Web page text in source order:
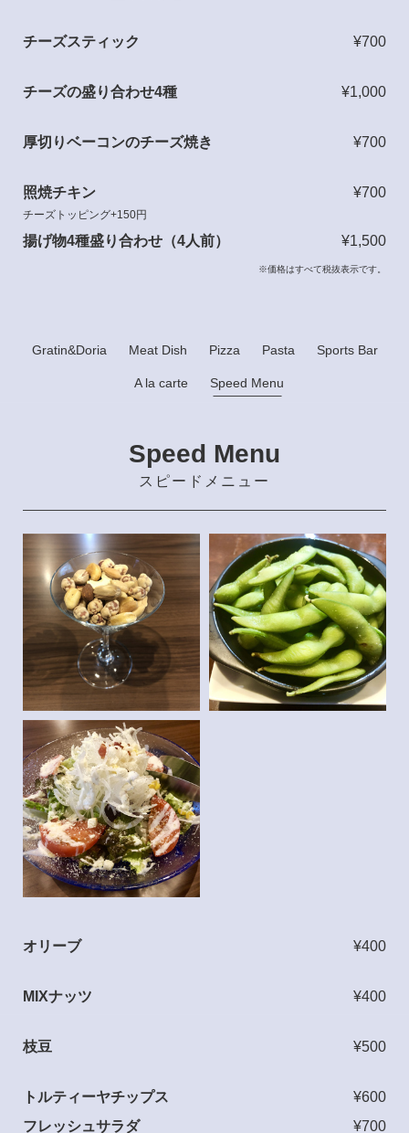
チーズスティック ¥700
チーズの盛り合わせ4種 ¥1,000
厚切りベーコンのチーズ焼き ¥700
照焼チキン
チーズトッピング+150円
¥700
揚げ物4種盛り合わせ（4人前） ¥1,500
※価格はすべて税抜表示です。
Gratin&Doria Meat Dish Pizza Pasta Sports Bar
A la carte Speed Menu
Speed Menu
スピードメニュー
オリーブ ¥400
MIXナッツ ¥400
枝豆 ¥500
トルティーヤチップス
¥600
フレッシュサラダ
¥700